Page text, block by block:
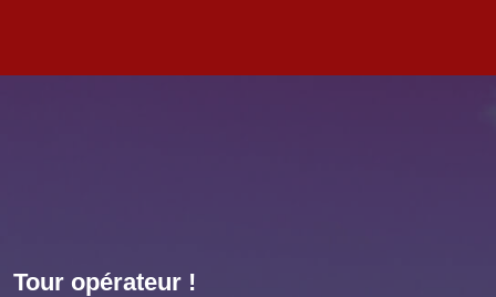
Tour opérateur !